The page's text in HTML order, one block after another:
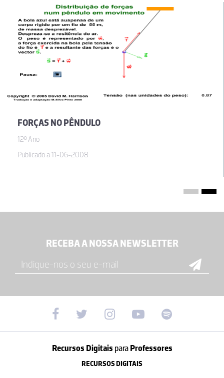
FORÇAS NO PÊNDULO
12º Ano
Publicado a 11-06-2008
RECEBA A NOSSA NEWSLETTER
Recursos Digitais paraProfessores
RECURSOS DIGITAIS